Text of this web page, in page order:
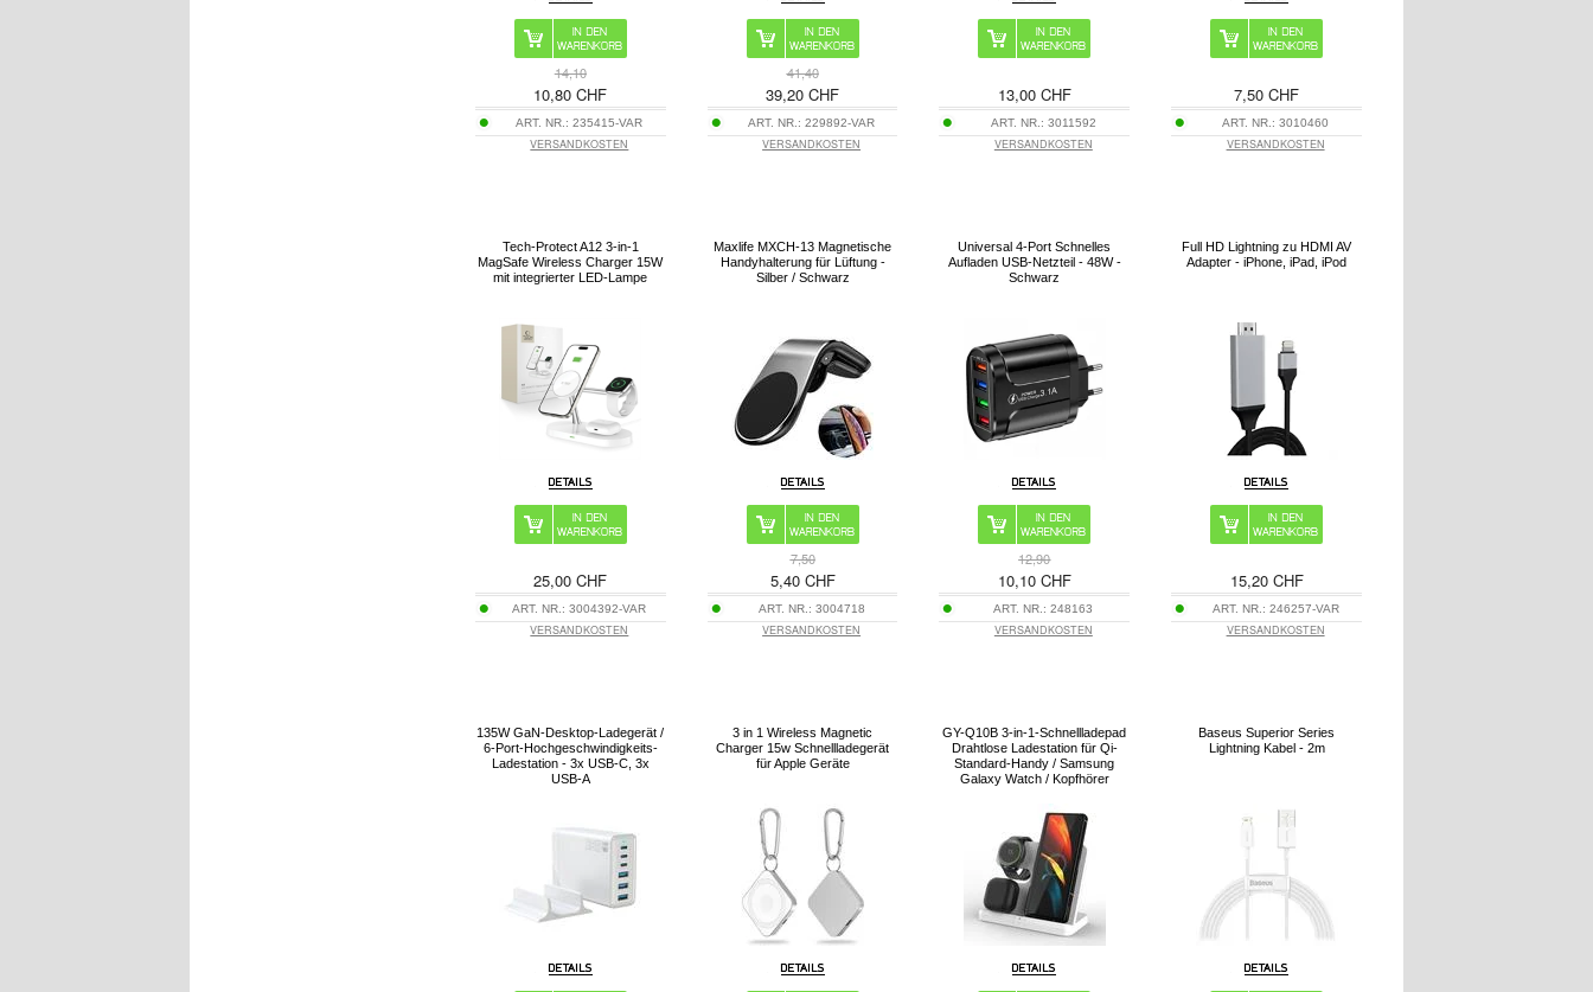
14,10
10,80 CHF
ART. NR.:235415-VAR
VERSANDKOSTEN
41,40
39,20 CHF
ART. NR.:229892-VAR
VERSANDKOSTEN
13,00 CHF
ART. NR.: 3011592
VERSANDKOSTEN
7,50 CHF
ART. NR.:3010460
VERSANDKOSTEN
Tech-Protect A12 3-in-1
MagSafe Wireless Charger 15W
mit integrierter LED-Lampe
25,00 CHF
ART. NR.:3004392-VAR
VERSANDKOSTEN
Maxlife MXCH-13 Magnetische
Handyhalterung für Lüftung -
Silber / Schwarz
7,50
5,40 CHF
ART. NR.: 3004718
VERSANDKOSTEN
Universal 4-Port Schnelles
Aufladen USB-Netzteil - 48W -
Schwarz
12,90
10,10 CHF
ART. NR.:248163
VERSANDKOSTEN
Full HD Lightning zu HDMI AV
Adapter - iPhone, iPad, iPod
15,20 CHF
ART. NR.: 246257-VAR
VERSANDKOSTEN
135W GaN-Desktop-Ladegerät /
6-Port-Hochgeschwindigkeits-
Ladestation - 3x USB-C, 3x
USB-A
3 in 1 Wireless Magnetic
Charger 15w Schnellladegerät
für Apple Geräte
GY-Q10B 3-in-1-Schnellladepad
Drahtlose Ladestation für Qi-
Standard-Handy / Samsung
Galaxy Watch / Kopfhörer
Baseus Superior Series
Lightning Kabel - 2m